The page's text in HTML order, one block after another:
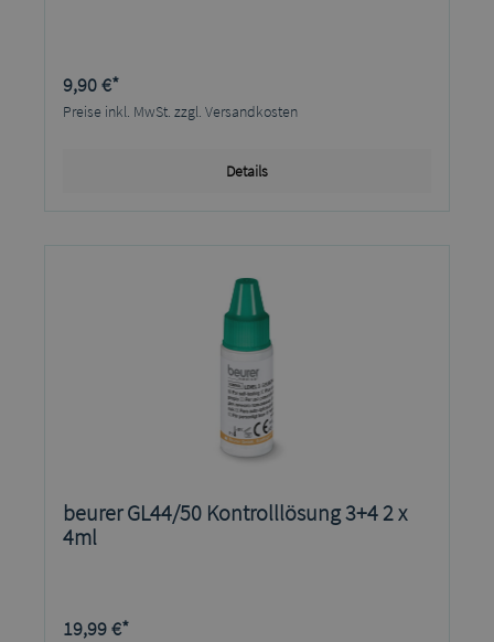
9,90 €*
Preise inkl. MwSt. zzgl. Versandkosten
Details
beurer GL44/50 Kontrolllösung 3+4 2 x
4ml
19,99 €*